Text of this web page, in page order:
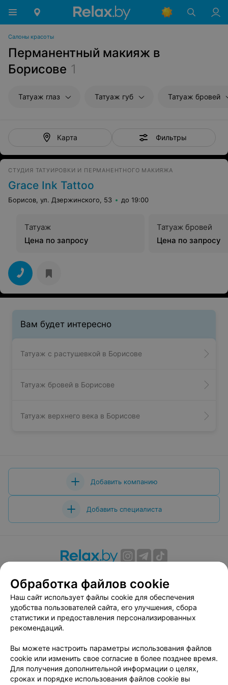
Салоны красоты
Перманентный макияж в
Борисове 1
Татуаж глаз Татуаж губ Татуаж бровей
Карта Фильтры
СТУДИЯ ТАТУИРОВКИ И ПЕРМАНЕНТНОГО МАКИЯЖА
Grace Ink Tattoo
Борисов, ул. Дзержинского, 53 до 19:00
Татуаж
Цена по запросу
Татуаж бровей
Цена по запросу
Вам будет интересно
Татуаж с растушевкой в Борисове
Татуаж бровей в Борисове
Татуаж верхнего века в Борисове
Добавить компанию
Добавить специалиста
Вакансии
Публичный договор
Способы оплаты
Публичный договор по использованию сервиса
«Афиша»
Пользовательское соглашение
Связаться по вопросам сотрудничества
Написать руководителю relax.by
Персональные настройки cookie
Обработка файлов cookie
Наш сайт использует файлы cookie для обеспечения
удобства пользователей сайта, его улучшения, сбора
статистики и предоставления персонализированных
рекомендаций.
Вы можете настроить параметры использования файлов
cookie или изменить свое согласие в более позднее время.
Для получения дополнительной информации о целях,
сроках и порядке использования файлов cookie вы